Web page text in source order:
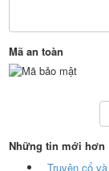
Mã an toàn
Những tin mới hơn
Truyện cổ